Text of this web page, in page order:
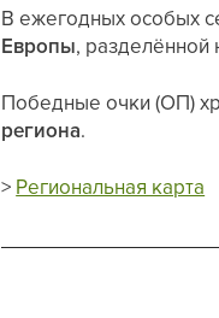
В ежегодных особых
Европы, разделённой
Победные очки (ОП)
региона.
> Региональная карта